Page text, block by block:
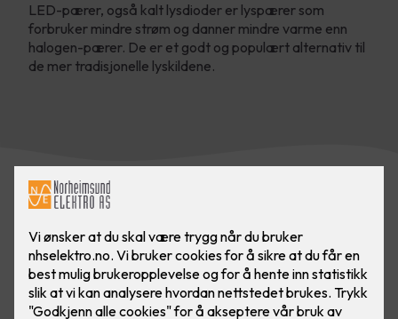
LED-pærer, også kalt lysdioder er lyspærer som
forbruker mindre strøm og danner mindre varme enn
halogen-pærer. De er et godt og populært alternativ til
de mer tradisjonelle lyskildene.